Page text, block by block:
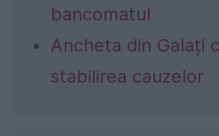
bancomatul
Ancheta din Galați
stabilirea cauzelor